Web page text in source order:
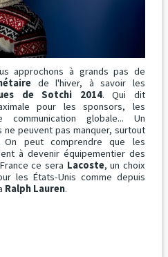
approchons à grands pas de
de l'hiver, à savoir les
de Sotchi 2014. Qui dit
pour les sponsors, les
globale... Un
peuvent pas manquer, surtout
On peut comprendre que les
à devenir équipementier des
ce sera Lacoste, un choix
les États-Unis comme depuis
Ralph Lauren.